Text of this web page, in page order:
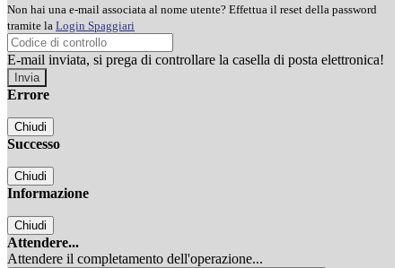
Non hai una e-mail associata al nome utente? Effettua il reset della password
tramite la Login Spaggiari
E-mail inviata, si prega di controllare la casella di posta elettronica!
Errore
Chiudi
Successo
Chiudi
Informazione
Chiudi
Attendere...
Attendere il completamento dell'operazione...